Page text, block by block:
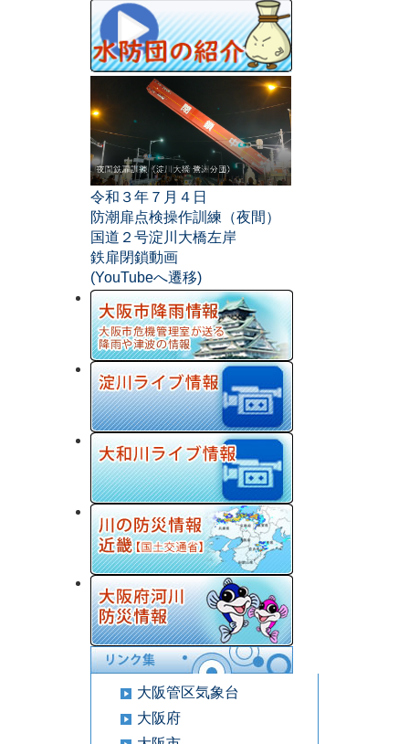
令和３年７月４日
防潮扉点検操作訓練（夜間）
国道２号淀川大橋左岸
鉄扉閉鎖動画
(YouTubeへ遷移)
大阪管区気象台
大阪府